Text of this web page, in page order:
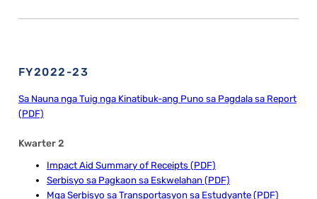
FY2022-23
Sa Nauna nga Tuig nga Kinatibuk-ang Puno sa Pagdala sa Report
(PDF)
Kwarter 2
Impact Aid Summary of Receipts (PDF)
Serbisyo sa Pagkaon sa Eskwelahan (PDF)
Mga Serbisyo sa Transportasyon sa Estudyante (PDF)